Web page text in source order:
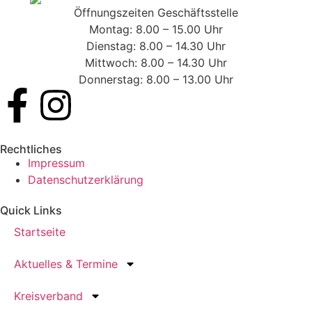
Öffnungszeiten Geschäftsstelle
Montag: 8.00 – 15.00 Uhr
Dienstag: 8.00 – 14.30 Uhr
Mittwoch: 8.00 – 14.30 Uhr
Donnerstag: 8.00 – 13.00 Uhr
Rechtliches
Impressum
Datenschutzerklärung
Quick Links
Startseite
Aktuelles & Termine
Kreisverband